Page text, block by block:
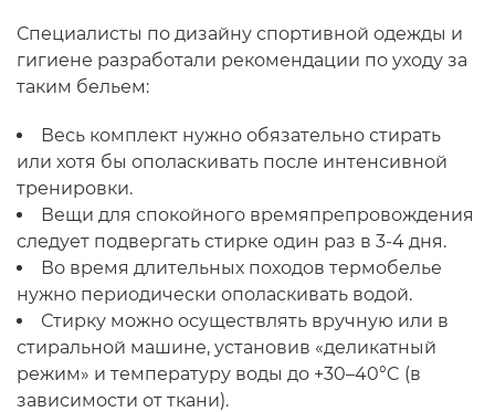
Специалисты по дизайну спортивной одежды и
гигиене разработали рекомендации по уходу за
таким бельем:
Весь комплект нужно обязательно стирать
или хотя бы ополаскивать после интенсивной
тренировки.
Вещи для спокойного времяпрепровождения
следует подвергать стирке один раз в 3-4 дня.
Во время длительных походов термобелье
нужно периодически ополаскивать водой.
Стирку можно осуществлять вручную или в
стиральной машине, установив «деликатный
режим» и температуру воды до +30–40°C (в
зависимости от ткани).